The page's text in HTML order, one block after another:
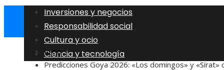
Inversiones y negocios
Responsabilidad social
Cultura y ocio
Ciencia y tecnología
Inicio
Predicciones Goya 2026: «Los domingos» y «Sirat»